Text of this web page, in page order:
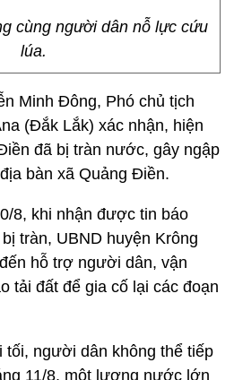
cùng người dân nỗ lực cứu
lúa.
Minh Đông, Phó chủ tịch
(Đắk Lắk) xác nhận, hiện
đã bị tràn nước, gây ngập
bàn xã Quảng Điền.
8, khi nhận được tin báo
tràn, UBND huyện Krông
hỗ trợ người dân, vận
tải đất để gia cố lại các đoạn
người dân không thể tiếp
11/8, một lượng nước lớn